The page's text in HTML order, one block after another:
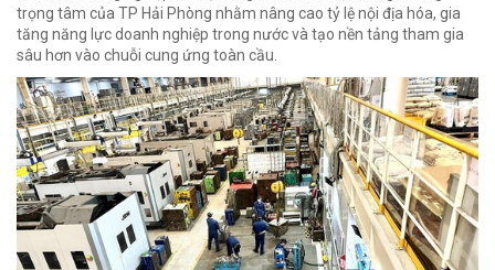
trọng tâm của TP Hải Phòng nhằm nâng cao tỷ lệ nội địa hóa, gia
tăng năng lực doanh nghiệp trong nước và tạo nền tảng tham gia
sâu hơn vào chuỗi cung ứng toàn cầu.